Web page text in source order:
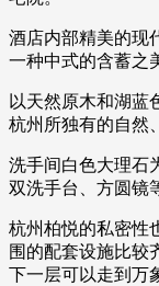
酒店内部精美的现
一种中式的含蓄之
以天然原木和湖蓝
杭州所独有的自然
洗手间白色大理石
双洗手台、方圆镜
杭州柏悦的私密性
围的配套设施比较
下一层可以走到万